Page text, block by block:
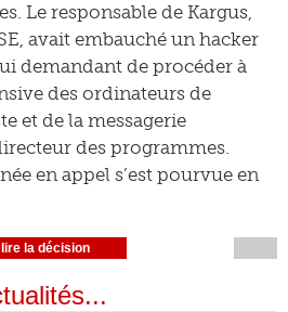
Le responsable de Kargus,
avait embauché un hacker
demandant de procéder à
des ordinateurs de
et de la messagerie
des programmes.
en appel s’est pourvue en
lire la décision